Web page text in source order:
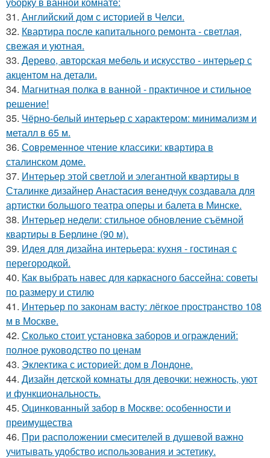
31. Английский дом с историей в Челси.
32. Квартира после капитального ремонта - светлая,
свежая и уютная.
33. Дерево, авторская мебель и искусство - интерьер с
акцентом на детали.
34. Магнитная полка в ванной - практичное и стильное
решение!
35. Чёрно-белый интерьер с характером: минимализм и
металл в 65 м.
36. Современное чтение классики: квартира в
сталинском доме.
37. Интерьер этой светлой и элегантной квартиры в
Сталинке дизайнер Анастасия венедчук создавала для
артистки большого театра оперы и балета в Минске.
38. Интерьер недели: стильное обновление съёмной
квартиры в Берлине (90 м).
39. Идея для дизайна интерьера: кухня - гостиная с
перегородкой.
40. Как выбрать навес для каркасного бассейна: советы
по размеру и стилю
41. Интерьер по законам васту: лёгкое пространство 108
м в Москве.
42. Сколько стоит установка заборов и ограждений:
полное руководство по ценам
43. Эклектика с историей: дом в Лондоне.
44. Дизайн детской комнаты для девочки: нежность, уют
и функциональность.
45. Оцинкованный забор в Москве: особенности и
преимущества
46. При расположении смесителей в душевой важно
учитывать удобство использования и эстетику.